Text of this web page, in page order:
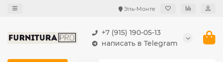
Эль-Монте
+7 (915) 190-05-13
написать в Telegram